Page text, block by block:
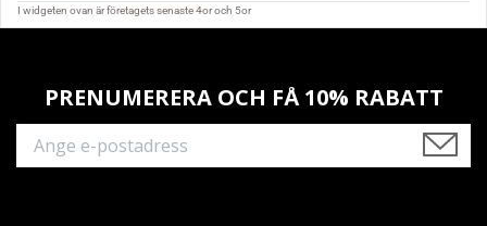
PRENUMERERA OCH FÅ 10% RABATT